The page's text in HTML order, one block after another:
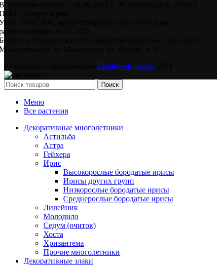
торговом реестре с 08.08.2023 г., № регистрации 190455
"Август-Грин"
591475428, зарегистрирован Берестовицким
30.07.2025
Гродненская обл., Берестовицкий р-н, сельсовет:
аг. Макаровцы, ул. Лесная, д. 5-1
Zhukovets Studio
Поиск
Меню
Все растения
Декоративные многолетники
Астильба
Астра
Гейхера
Ирис
Высокорослые бородатые ирисы
Ирисы других групп
Низкорослые бородатые ирисы
Среднерослые бородатые ирисы
Лилейник
Молодило
Седум (очиток)
Хоста
Хризантема
Прочие многолетники
Декоративные злаки